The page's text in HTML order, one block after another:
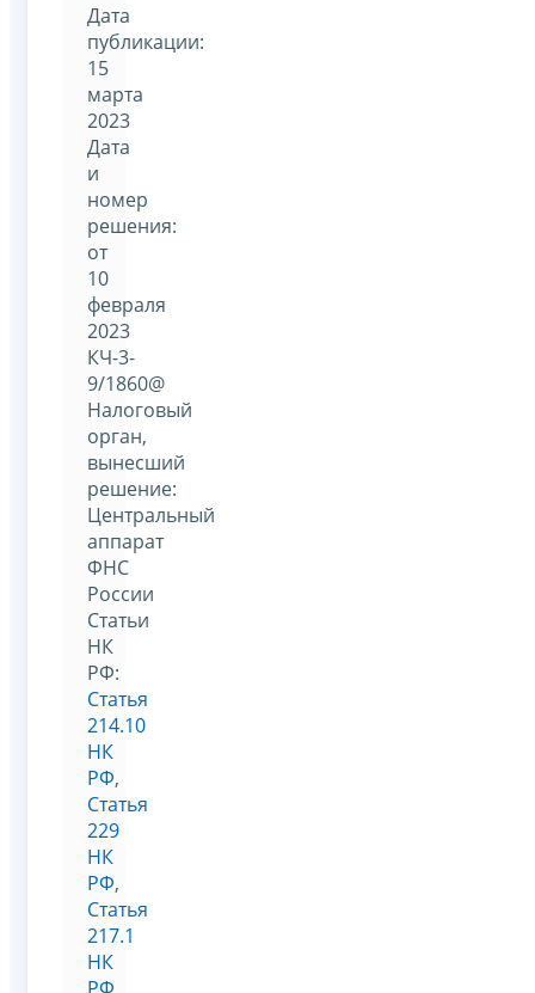
Дата
публикации:
15
марта
2023
Дата
и
номер
решения:
от
10
февраля
2023
КЧ-3-
9/1860@
Налоговый
орган,
вынесший
решение:
Центральный
аппарат
ФНС
России
Статьи
НК
РФ:
Статья
214.10
НК
РФ,
Статья
229
НК
РФ,
Статья
217.1
НК
РФ